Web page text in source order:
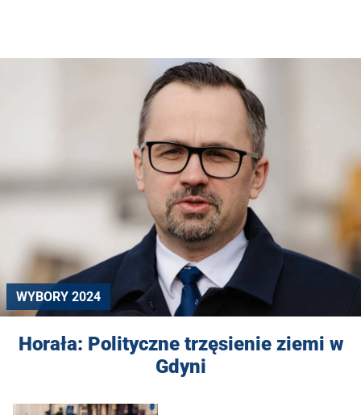
WYBORY 2024
Horała: Polityczne trzęsienie ziemi w
Gdyni